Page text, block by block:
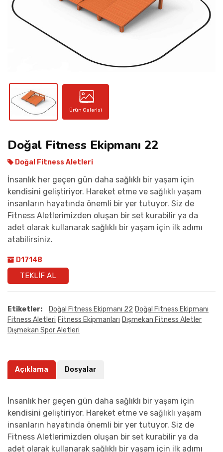
İLETIŞIM
Ürün Galerisi
Doğal Fitness Ekipmanı 22
Doğal Fitness Aletleri
İnsanlık her geçen gün daha sağlıklı bir yaşam için
kendisini geliştiriyor. Hareket etme ve sağlıklı yaşam
insanların hayatında önemli bir yer tutuyor. Siz de
Fitness Aletlerimizden oluşan bir set kurabilir ya da
adet olarak kullanarak sağlıklı bir yaşam için ilk adımı
atabilirsiniz.
D17148
TEKLIF AL
Etiketler: Doğal Fitness Ekipmanı 22 Doğal Fitness Ekipmanı
Fitness Aletleri Fitness Ekipmanları Dışmekan Fitness Aletler
Dışmekan Spor Aletleri
Açıklama Dosyalar
İnsanlık her geçen gün daha sağlıklı bir yaşam için
kendisini geliştiriyor. Hareket etme ve sağlıklı yaşam
insanların hayatında önemli bir yer tutuyor. Siz de
Fitness Aletlerimizden oluşan bir set kurabilir ya da
adet olarak kullanarak sağlıklı bir yaşam için ilk adımı